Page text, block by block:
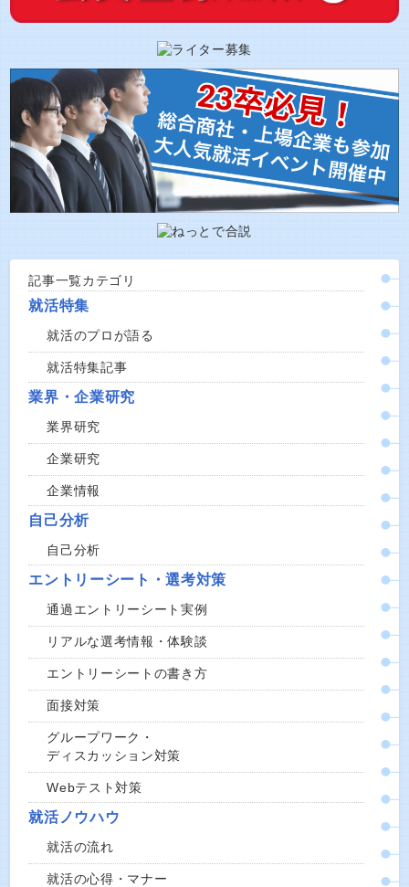
記事一覧カテゴリ
就活特集
就活のプロが語る
就活特集記事
業界・企業研究
業界研究
企業研究
企業情報
自己分析
自己分析
エントリーシート・選考対策
通過エントリーシート実例
リアルな選考情報・体験談
エントリーシートの書き方
面接対策
グループワーク・
ディスカッション対策
Webテスト対策
就活ノウハウ
就活の流れ
就活の心得・マナー